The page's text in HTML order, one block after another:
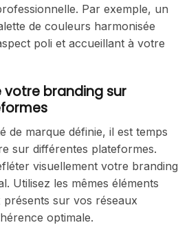
Par exemple, un
de couleurs harmonisée
poli et accueillant à votre
branding sur
de marque définie, il est temps
sur différentes plateformes.
visuellement votre branding
Utilisez les mêmes éléments
sur vos réseaux
optimale.